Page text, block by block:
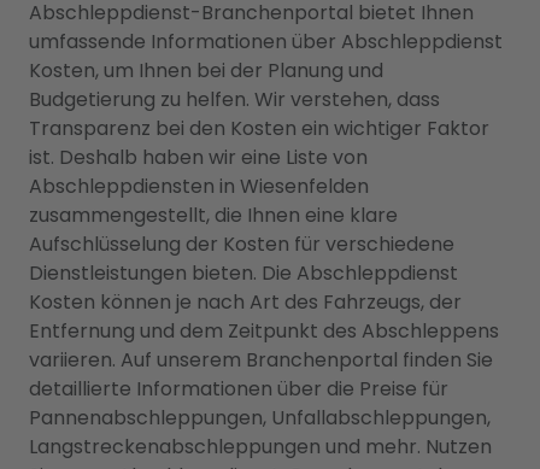
Abschleppdienst-Branchenportal bietet Ihnen
umfassende Informationen über Abschleppdienst
Kosten, um Ihnen bei der Planung und
Budgetierung zu helfen. Wir verstehen, dass
Transparenz bei den Kosten ein wichtiger Faktor
ist. Deshalb haben wir eine Liste von
Abschleppdiensten in Wiesenfelden
zusammengestellt, die Ihnen eine klare
Aufschlüsselung der Kosten für verschiedene
Dienstleistungen bieten. Die Abschleppdienst
Kosten können je nach Art des Fahrzeugs, der
Entfernung und dem Zeitpunkt des Abschleppens
variieren. Auf unserem Branchenportal finden Sie
detaillierte Informationen über die Preise für
Pannenabschleppungen, Unfallabschleppungen,
Langstreckenabschleppungen und mehr. Nutzen